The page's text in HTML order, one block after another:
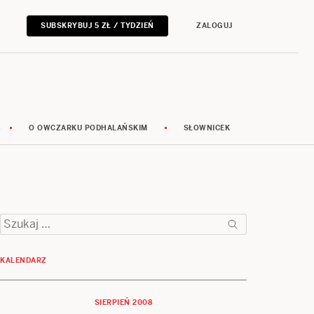
SUBSKRYBUJ 5 ZŁ / TYDZIEŃ ZALOGUJ
O OWCZARKU PODHALAŃSKIM SŁOWNICEK
Szukaj:
KALENDARZ
SIERPIEŃ 2008